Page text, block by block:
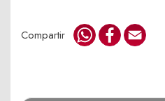
Compartir WhatsApp
Facebook